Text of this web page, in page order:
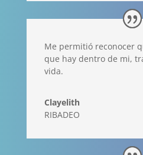
Me permitió reconocer
que hay dentro de mi,
vida.
Clayelith
RIBADEO